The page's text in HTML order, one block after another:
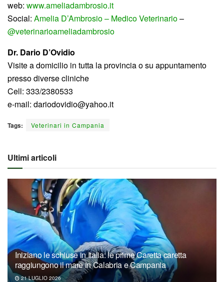
web: www.ameliadambrosio.it
Social: Amelia D’Ambrosio – Medico Veterinario–
@veterinarioameliadambrosio
Dr. Dario D’Ovidio
Visite a domicilio in tutta la provincia o su appuntamento
presso diverse cliniche
Cell: 333/2380533
e-mail: dariodovidio@yahoo.it
Tags: Veterinari in Campania
Ultimi articoli
Iniziano le schiuse in Italia: le prime Caretta caretta
raggiungono il mare in Calabria e Campania
21 LUGLIO 2026